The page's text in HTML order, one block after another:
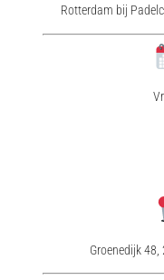
Rotterdam bij
Groenedijk